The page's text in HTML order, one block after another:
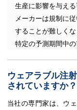
生産に影響を与え
メーカーは規制に
することが難しく
特定の予測期間中
ウェアラブル注
されていますか？
当社の専門家は、ウ